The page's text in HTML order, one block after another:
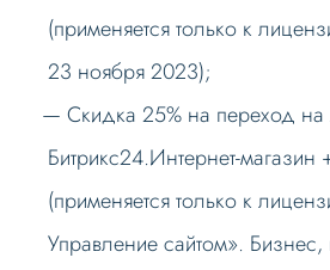
(применяется только к
23 ноября 2023);
Скидка 25% на переход
Битрикс24.Интернет-магазин
(применяется только к
Управление сайтом».